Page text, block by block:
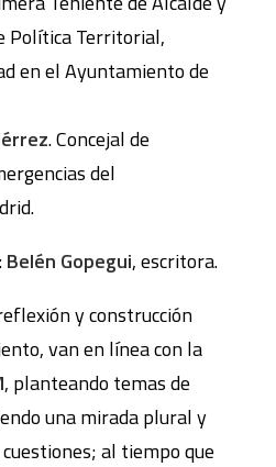
Política Territorial,
en el Ayuntamiento de
. Concejal de
del
Belén Gopegui, escritora.
y construcción
van en línea con la
, planteando temas de
una mirada plural y
al tiempo que